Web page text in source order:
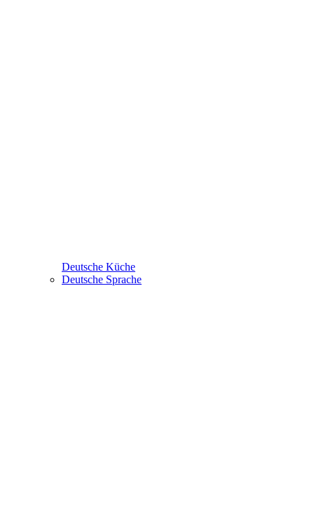
Deutsche Küche
Deutsche Sprache